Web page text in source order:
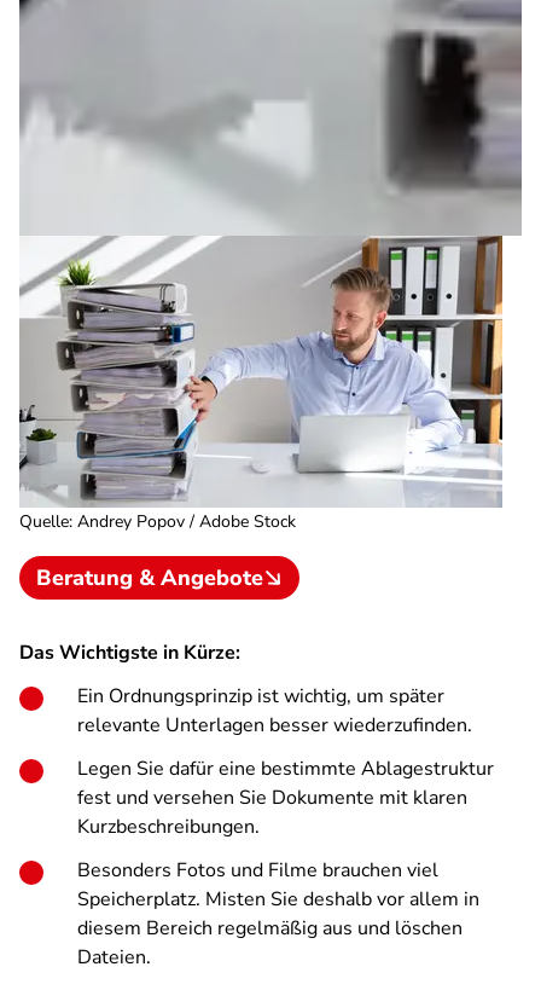
Quelle: Andrey Popov / Adobe Stock
Beratung & Angebote
Das Wichtigste in Kürze:
Ein Ordnungsprinzip ist wichtig, um später
relevante Unterlagen besser wiederzufinden.
Legen Sie dafür eine bestimmte Ablagestruktur
fest und versehen Sie Dokumente mit klaren
Kurzbeschreibungen.
Besonders Fotos und Filme brauchen viel
Speicherplatz. Misten Sie deshalb vor allem in
diesem Bereich regelmäßig aus und löschen
Dateien.